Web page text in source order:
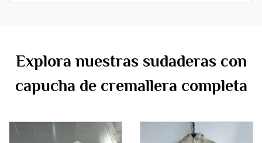
Explora nuestras sudaderas con
capucha de cremallera completa